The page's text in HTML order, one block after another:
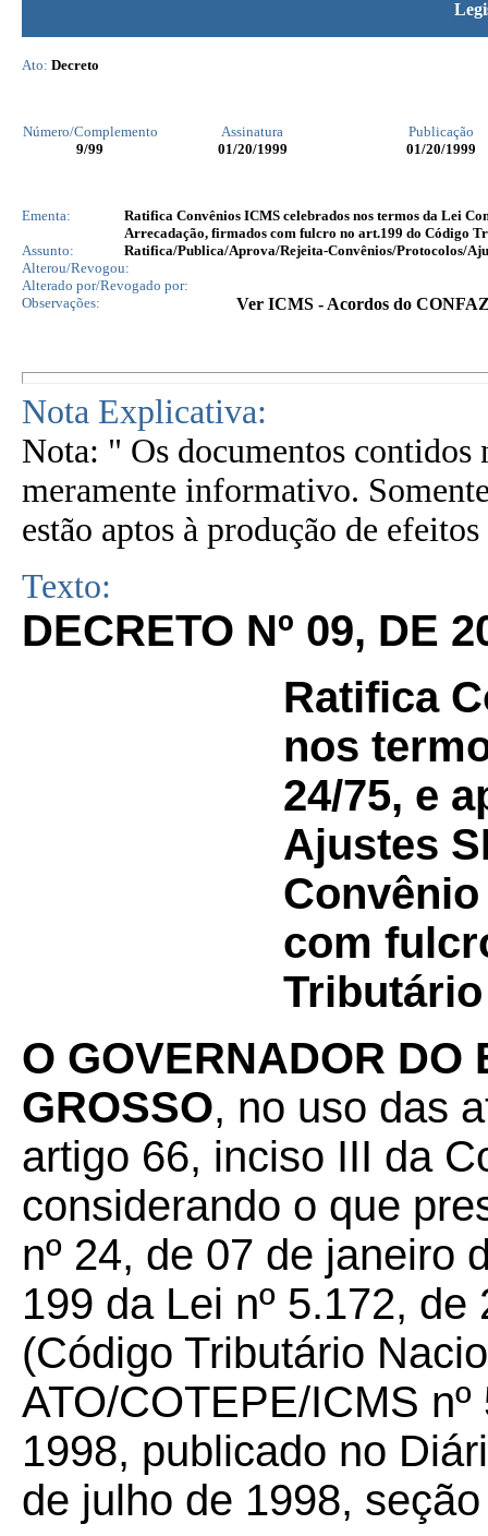
Ato: Decreto
Número/Complemento Assinatura
Publicação
9/99 01/20/1999 01/20/1999
Ementa:
Ratifica Convênios ICMS celebrados nos termos da Lei
Arrecadação, firmados com fulcro no art.199 do Código
Assunto:
Ratifica/Publica/Aprova/Rejeita-Convênios/Protocolos/
Alterou/Revogou:
Alterado por/Revogado por:
Observações:
Ver ICMS - Acordos do
Nota Explicativa:
Nota: " Os documentos contidos
meramente informativo.
estão aptos à produção de
Texto:
DECRETO Nº 09, DE
Ratifica
nos
24/75, e
Ajustes
com
O GOVERNADOR DO
GROSSO, no uso das
artigo 66, inciso III da
considerando o que
nº 24, de 07 de janeiro
199 da Lei nº 5.172,
(Código Tributário
ATO/COTEPE/ICMS
1998, publicado no
de julho de 1998,